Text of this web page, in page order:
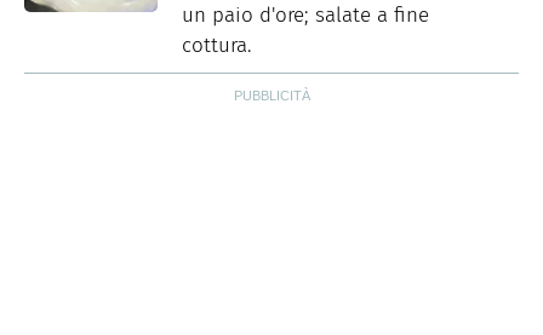
un paio d'ore; salate a fine
cottura.